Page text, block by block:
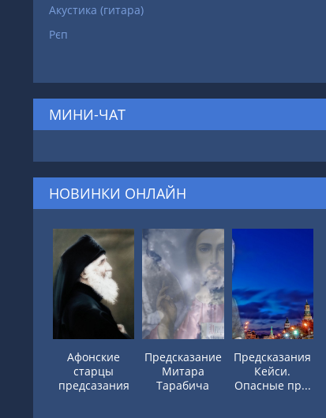
Акустика (гитара)
Рєп
МИНИ-ЧАТ
НОВИНКИ ОНЛАЙН
Афонские
старцы
предсазания
Предсказание
Митара
Тарабича
Предсказания
Кейси.
Опасные пр...